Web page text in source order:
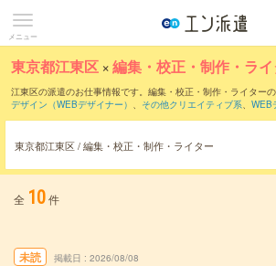
メニュー
東京都江東区 ×編集・校正・制作・ラ
江東区の派遣のお仕事情報です。編集・校正・制作・ライターの
デザイン（WEBデザイナー） 、 その他クリエイティブ系、 WEB
編集・校正・制作・
は？とは？
東京都江東区 / 編集・校正・制作・ライター
全 10件
未読 掲載日 2026/08/08